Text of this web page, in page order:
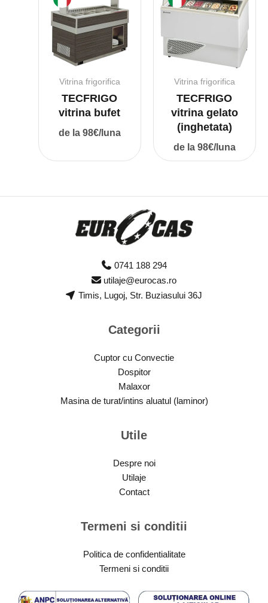
Vitrina frigorifica
TECFRIGO
vitrina bufet
de la 98€/luna
Vitrina frigorifica
TECFRIGO
vitrina gelato
(inghetata)
de la 98€/luna
0741 188 294
utilaje@eurocas.ro
Timis, Lugoj, Str. Buziasului 36J
Categorii
Cuptor cu Convectie
Dospitor
Malaxor
Masina de turat/intins aluatul (laminor)
Utile
Despre noi
Utilaje
Contact
Termeni si conditii
Politica de confidentialitate
Termeni si conditii